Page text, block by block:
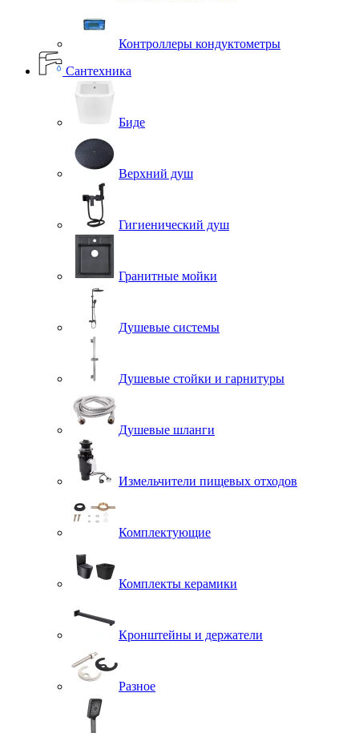
Контроллеры кондуктометры
Сантехника
Биде
Верхний душ
Гигиенический душ
Гранитные мойки
Душевые системы
Душевые стойки и гарнитуры
Душевые шланги
Измельчители пищевых отходов
Комплектующие
Комплекты керамики
Кронштейны и держатели
Разное